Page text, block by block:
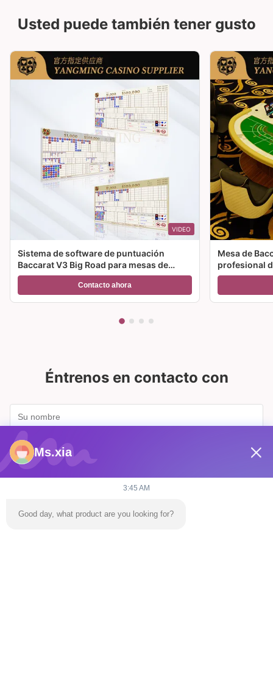
Usted puede también tener gusto
VIDEO
Sistema de software de puntuación
Baccarat V3 Big Road para mesas de
juego de casino
Contacto ahora
Mesa de
profesional
Éntrenos en contacto con
Ms.xia
3:45 AM
Good day, what product are you looking for?